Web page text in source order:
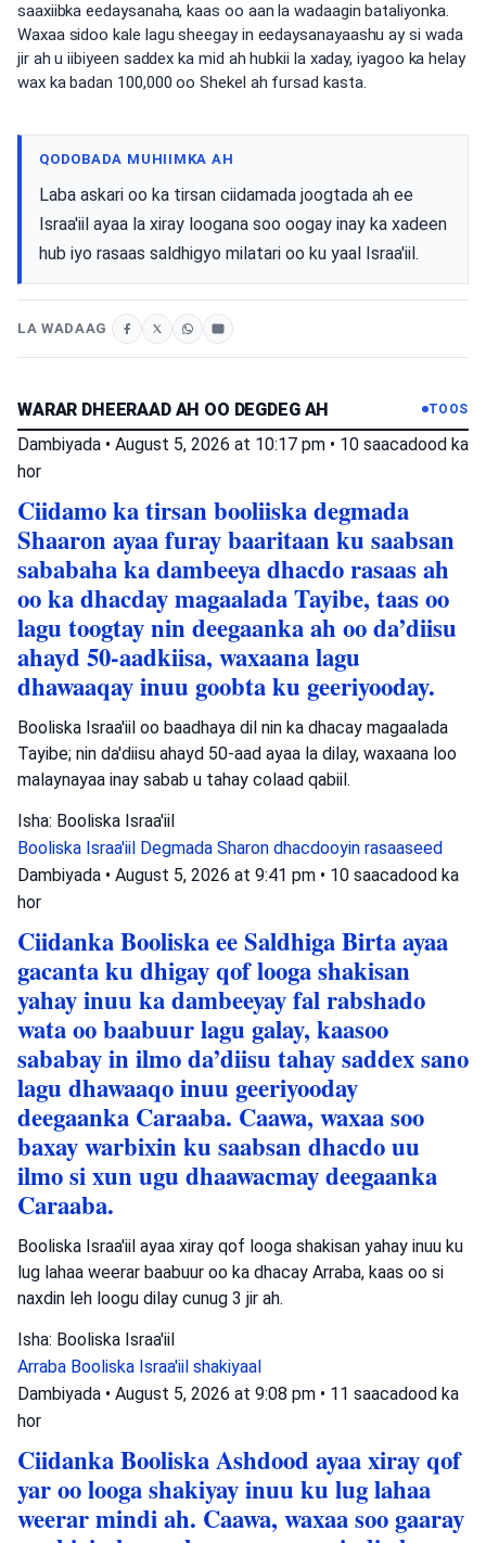
saaxiibka eedaysanaha, kaas oo aan la wadaagin bataliyonka.
Waxaa sidoo kale lagu sheegay in eedaysanayaashu ay si wada
jir ah u iibiyeen saddex ka mid ah hubkii la xaday, iyagoo ka helay
wax ka badan 100,000 oo Shekel ah fursad kasta.
QODOBADA MUHIIMKA AH
Laba askari oo ka tirsan ciidamada joogtada ah ee
Israa'iil ayaa la xiray loogana soo oogay inay ka xadeen
hub iyo rasaas saldhigyo milatari oo ku yaal Israa'iil.
LA WADAAG
WARAR DHEERAAD AH OO DEGDEG AH TOOS
Dambiyada • August 5, 2026 at 10:17 pm • 10 saacadood ka
hor
Ciidamo ka tirsan booliiska degmada
Shaaron ayaa furay baaritaan ku saabsan
sababaha ka dambeeya dhacdo rasaas ah
oo ka dhacday magaalada Tayibe, taas oo
lagu toogtay nin deegaanka ah oo da’diisu
ahayd 50-aadkiisa, waxaana lagu
dhawaaqay inuu goobta ku geeriyooday.
Booliska Israa'iil oo baadhaya dil nin ka dhacay magaalada
Tayibe; nin da'diisu ahayd 50-aad ayaa la dilay, waxaana loo
malaynayaa inay sabab u tahay colaad qabiil.
Isha: Booliska Israa'iil
Booliska Israa'iil Degmada Sharon dhacdooyin rasaaseed
Dambiyada • August 5, 2026 at 9:41 pm • 10 saacadood ka
hor
Ciidanka Booliska ee Saldhiga Birta ayaa
gacanta ku dhigay qof looga shakisan
yahay inuu ka dambeeyay fal rabshado
wata oo baabuur lagu galay, kaasoo
sababay in ilmo da’diisu tahay saddex sano
lagu dhawaaqo inuu geeriyooday
deegaanka Caraaba. Caawa, waxaa soo
baxay warbixin ku saabsan dhacdo uu
ilmo si xun ugu dhaawacmay deegaanka
Caraaba.
Booliska Israa'iil ayaa xiray qof looga shakisan yahay inuu ku
lug lahaa weerar baabuur oo ka dhacay Arraba, kaas oo si
naxdin leh loogu dilay cunug 3 jir ah.
Isha: Booliska Israa'iil
Arraba Booliska Israa'iil shakiyaal
Dambiyada • August 5, 2026 at 9:08 pm • 11 saacadood ka
hor
Ciidanka Booliska Ashdood ayaa xiray qof
yar oo looga shakiyay inuu ku lug lahaa
weerar mindi ah. Caawa, waxaa soo gaaray